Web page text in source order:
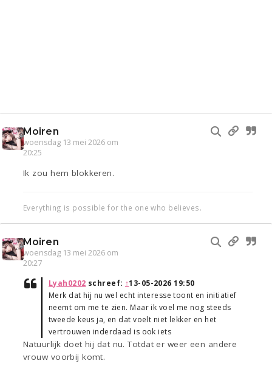
Moiren
woensdag 13 mei 2026 om
20:25
Ik zou hem blokkeren.
Everything is possible for the one who believes.
Moiren
woensdag 13 mei 2026 om
20:27
Lyah0202 schreef: ↑13-05-2026 19:50
Merk dat hij nu wel echt interesse toont en initiatief
neemt om me te zien. Maar ik voel me nog steeds
tweede keus ja, en dat voelt niet lekker en het
vertrouwen inderdaad is ook iets
Natuurlijk doet hij dat nu. Totdat er weer een andere
vrouw voorbij komt.